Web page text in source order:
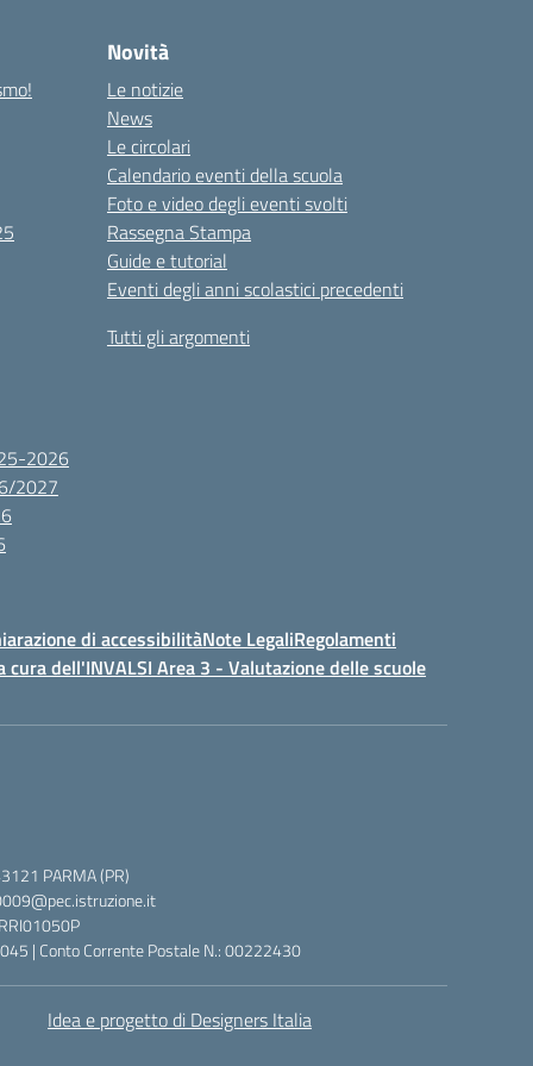
2026
2027
Novità
Le notizie
News
Le circolari
Calendario eventi della scuola
Foto e video degli eventi svolti
Rassegna Stampa
Guide e tutorial
Eventi degli anni scolastici precedenti
Tutti gli argomenti
di accessibilitàNote LegaliRegolamenti
cura dell'INVALSI Area 3 - Valutazione delle scuole
PARMA (PR)
| Conto Corrente Postale N.: 00222430
Idea e progetto di Designers Italia